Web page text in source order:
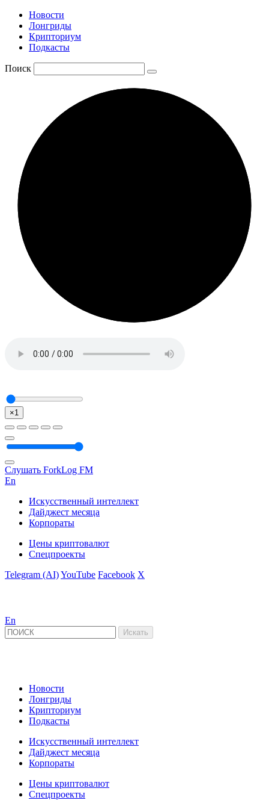
Новости
Лонгриды
Крипториум
Подкасты
Поиск
×1
Слушать ForkLog FM
En
Искусственный интеллект
Дайджест месяца
Корпораты
Цены криптовалют
Спецпроекты
Telegram (AI)YouTube Facebook X
En
Новости
Лонгриды
Крипториум
Подкасты
Искусственный интеллект
Дайджест месяца
Корпораты
Цены криптовалют
Спецпроекты